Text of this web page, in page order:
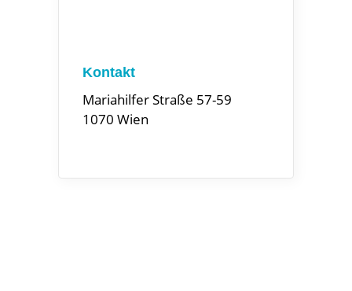
Kontakt
Mariahilfer Straße 57-59
1070 Wien